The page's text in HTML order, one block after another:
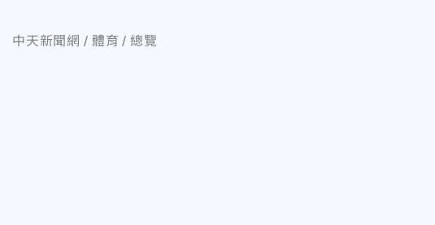
中天新聞網 體育 總覽